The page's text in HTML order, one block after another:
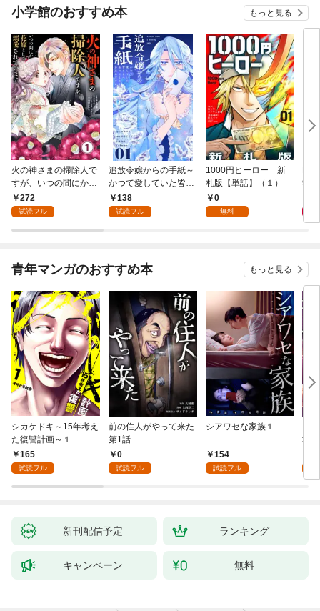
小学館のおすすめ本 もっと見る
火の神さまの掃除人で
すが、いつの間にか花
嫁として溺愛されてい
ます【単話】（１）
272
試読フル
追放令嬢からの手紙～
かつて愛していた皆さ
まへ 私のことなどお忘
れですか？～【単話】
138
試読フル
1000円ヒーロー 新
札版【単話】（１）
0
無料
9.5
青年マンガのおすすめ本 もっと見る
シカケドキ～15年考え
た復讐計画～１
165
試読フル
前の住人がやって来た
第1話
0
試読フル
シアワセな家族１
154
試読フル
地
新刊配信予定 ランキング
キャンペーン 無料